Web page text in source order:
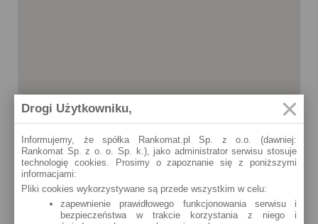
Drogi Użytkowniku,
Informujemy, że spółka Rankomat.pl Sp. z o.o. (dawniej:
Rankomat Sp. z o. o. Sp. k.), jako administrator serwisu stosuje
technologię cookies. Prosimy o zapoznanie się z poniższymi
informacjami:
Pliki cookies wykorzystywane są przede wszystkim w celu:
zapewnienie prawidłowego funkcjonowania serwisu i
bezpieczeństwa w trakcie korzystania z niego i